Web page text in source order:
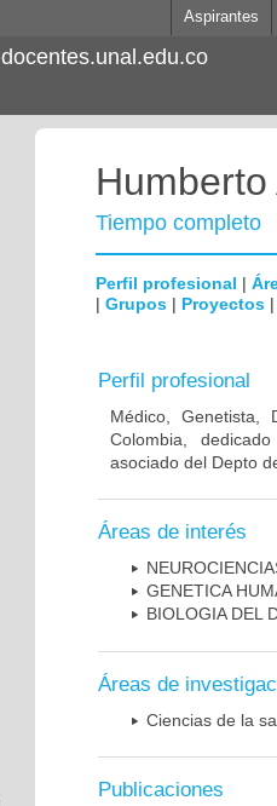
Aspirantes
docentes.unal.edu.co
Tiempo completo
Perfil profesional |
| Grupos | Proyectos
Perfil profesional
Médico, Genetista,
Colombia,
asociado del Depto
Áreas de interés
GENETICA
BIOLOGIA DEL
Áreas de
Ciencias de la
Publicaciones